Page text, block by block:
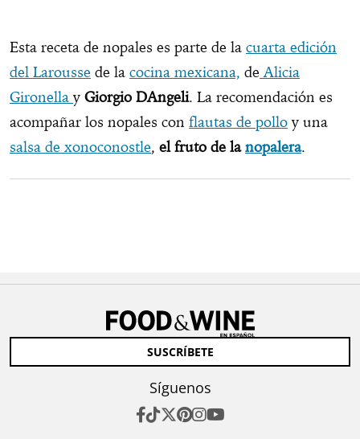
Esta receta de nopales es parte de la cuarta edición
del Larousse de la cocina mexicana, deAlicia
Gironella y Giorgio DAngeli. La recomendación es
acompañar los nopales con flautas de pollo y una
salsa de xonoconostle, el fruto de lanopalera.
SUSCRÍBETE
Síguenos